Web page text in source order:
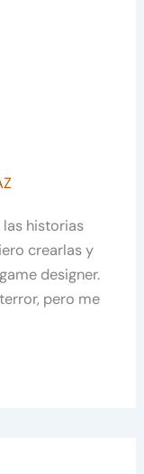
las historias
crearlas y
designer.
pero me